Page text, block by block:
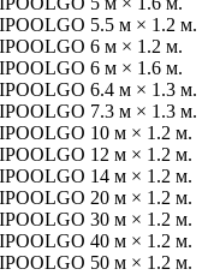
5.5 м × 1.2 м.
6 м × 1.2 м.
6 м × 1.6 м.
6.4 м × 1.3 м.
7.3 м × 1.3 м.
10 м × 1.2 м.
12 м × 1.2 м.
14 м × 1.2 м.
20 м × 1.2 м.
30 м × 1.2 м.
40 м × 1.2 м.
50 м × 1.2 м.